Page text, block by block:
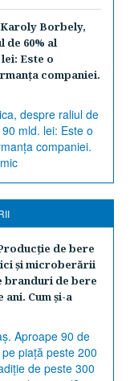
Karoly Borbely,
60% al
Este o
companiei.
de bere
şi microberării
branduri de bere
ani. Cum şi-a